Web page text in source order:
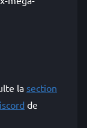
la section
de